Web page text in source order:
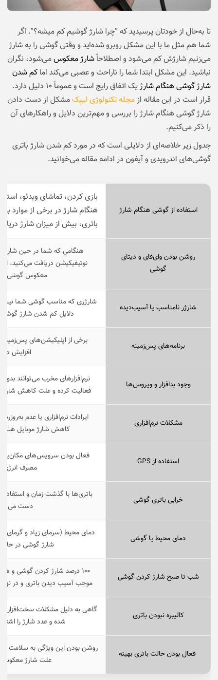
تا به‌حال از خودتان پرسیدید که “چرا شارژ گوشیم کم میشه؟”. اگر
شما هم مثل ما با این مشکل روبرو شده‌اید و وقتی گوشی را به شارژ
می‌زنیم شارژش کم می‌شود و اصطلاحاًشارژ معکوسمی‌شود، نگران
نباشید. این مشکل ابتدا شما را ناراحت و عصبی می‌کند اما کم شدن
شارژ گوشی هنگام شارژ
یک اتفاق رایج است و عموماً ۱۰ دلیل دارد.
قرار است در این مقاله ازمجله تکنولوژی لیپکمشکل از دست دادن
شارژ گوشی هنگام شارژ را بررسی و مهم‌ترین دلایل و راهکارهای آن
را ذکر می‌کنیم.
جدول زیر خلاصه‌ای از دلایلی است که در مورد کم شدن شارژ باتری
گوشی‌های اندرویدی و آیفون در ادامه مقاله می‌خوانید.
استفاده از گوشی هنگام شارژ
بازی کردن، تماشای ویدئو،
هنگام شارژ در برخی از موارد
باتری، بیش از میزان شارژ
روشن بودن وای‌فای و دیتای
گوشی
هنگامی که شما در حین شارژ
نوتیفیکیشن دریافت می‌کنید،
معکوس گوشی
شارژر نامناسب یا آسیب‌دیده
شارژری که مناسب گوشی شما نیست
دلایل کم شدن شارژ
برنامه‌های پس‌زمینه
برخی از اپلیکیشن‌های پس‌زمینه
افزایش
وجود بدافزار و ویروس‌ها
نرم‌افزارهای مخرب می‌توانند
فعالیت کرده و علت کاهش
مشکلات نرم‌افزاری
ایرادات نرم‌افزاری یا عدم
کاهش شارژ موبایل
استفاده از GPS
فعال بودن سرویس‌های
مصرف انرژی
خرابی باتری گوشی
باتری‌ها با گذشت زمان و استفاده
دست
دمای محیط یا گوشی
دمای محیط (سرمای زیاد و گرمای
شارژ گوشی در حال
شب تا صبح شارژ کردن گوشی
۱۰۰ درصد شارژ کردن گوشی و
موجب آسیب دیدن باتری و در
کالیبره نبودن باتری
گاهی به دلیل مشکلات سخت‌افزاری،
شده و عدد شارژ را
فعال بودن حالت باتری بهینه
روشن بودن این ویژگی به سلامت
علت شارژ